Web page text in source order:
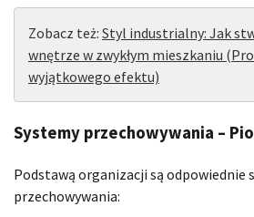
Zobacz też: Styl industrialny: Jak
wnętrze w zwykłym mieszkaniu
wyjątkowego efektu)
Systemy przechowywania –
Podstawą organizacji są odpowiednie
przechowywania: